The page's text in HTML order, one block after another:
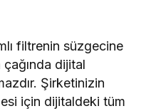
filtrenin süzgecine
dijital
Şirketinizin
için dijitaldeki tüm